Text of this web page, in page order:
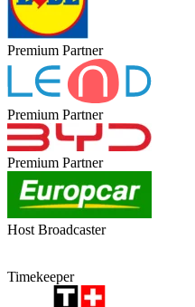
Premium Partner
Premium Partner
Premium Partner
Host Broadcaster
Timekeeper